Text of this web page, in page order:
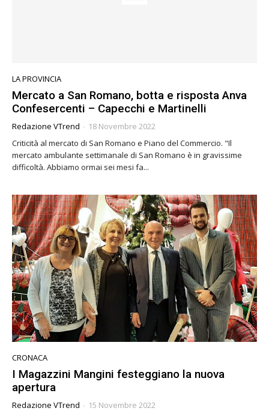
LA PROVINCIA
Mercato a San Romano, botta e risposta Anva
Confesercenti – Capecchi e Martinelli
Redazione VTrend - 18 Novembre 2022
Criticità al mercato di San Romano e Piano del Commercio. "Il
mercato ambulante settimanale di San Romano è in gravissime
difficoltà. Abbiamo ormai sei mesi fa...
CRONACA
I Magazzini Mangini festeggiano la nuova
apertura
Redazione VTrend - 15 Novembre 2022